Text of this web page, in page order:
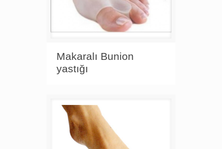
Makaralı Bunion
yastığı